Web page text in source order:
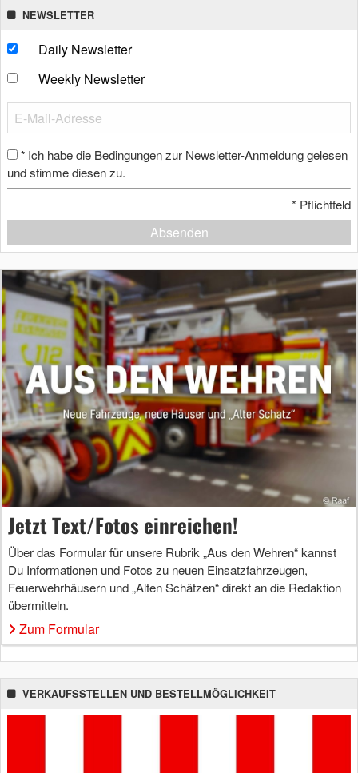
NEWSLETTER
Daily Newsletter
Weekly Newsletter
* Ich habe die Bedingungen zur Newsletter-Anmeldung gelesen
und stimme diesen zu.
* Pflichtfeld
Absenden
Jetzt Text/Fotos einreichen!
Über das Formular für unsere Rubrik „Aus den Wehren“ kannst
Du Informationen und Fotos zu neuen Einsatzfahrzeugen,
Feuerwehrhäusern und „Alten Schätzen“ direkt an die Redaktion
übermitteln.
Zum Formular
VERKAUFSSTELLEN UND BESTELLMÖGLICHKEIT